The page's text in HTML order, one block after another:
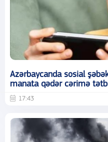
Azərbaycanda sosial
manata qədər cərimə
17:43